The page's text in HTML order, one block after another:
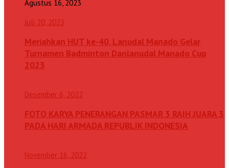
Agustus 16, 2023
Juli 20, 2023
Meriahkan HUT ke-40, Lanudal Manado Gelar
Turnamen Badminton Danlanudal Manado Cup
2023
Desember 6, 2022
FOTO KARYA PENERANGAN PASMAR 3 RAIH JUARA 3
PADA HARI ARMADA REPUBLIK INDONESIA
November 16, 2022